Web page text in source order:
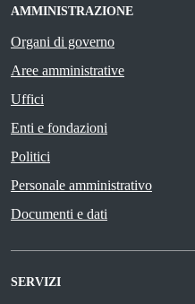
AMMINISTRAZIONE
Organi di governo
Aree amministrative
Uffici
Enti e fondazioni
Politici
Personale amministrativo
Documenti e dati
SERVIZI